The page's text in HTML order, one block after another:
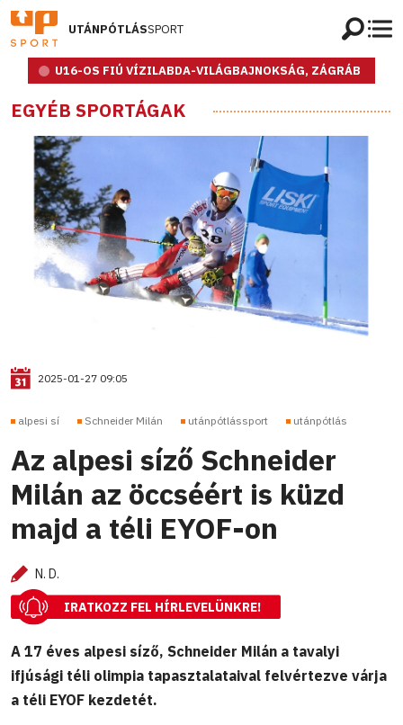
UTÁNPÓTLÁSSPORT
U16-OS FIÚ VÍZILABDA-VILÁGBAJNOKSÁG, ZÁGRÁB
EGYÉB SPORTÁGAK
2025-01-27 09:05
alpesi sí Schneider Milán utánpótlássport utánpótlás
Az alpesi síző Schneider
Milán az öccséért is küzd
majd a téli EYOF-on
N. D.
IRATKOZZ FEL HÍRLEVELÜNKRE!
A 17 éves alpesi síző, Schneider Milán a tavalyi
ifjúsági téli olimpia tapasztalataival felvértezve várja
a téli EYOF kezdetét.